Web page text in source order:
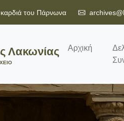
του Πάρνωνα
Λακωνίας Αρχική